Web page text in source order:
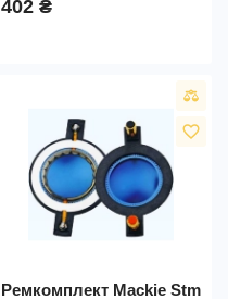
402 ₴
favorite_border
Ремкомплект Mackie Stm